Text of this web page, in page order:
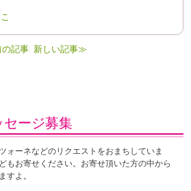
記事 新しい記事≫
セージ募集
ォーネなどのリクエストをおまちしていま
もお寄せください。お寄せ頂いた方の中から
すよ。